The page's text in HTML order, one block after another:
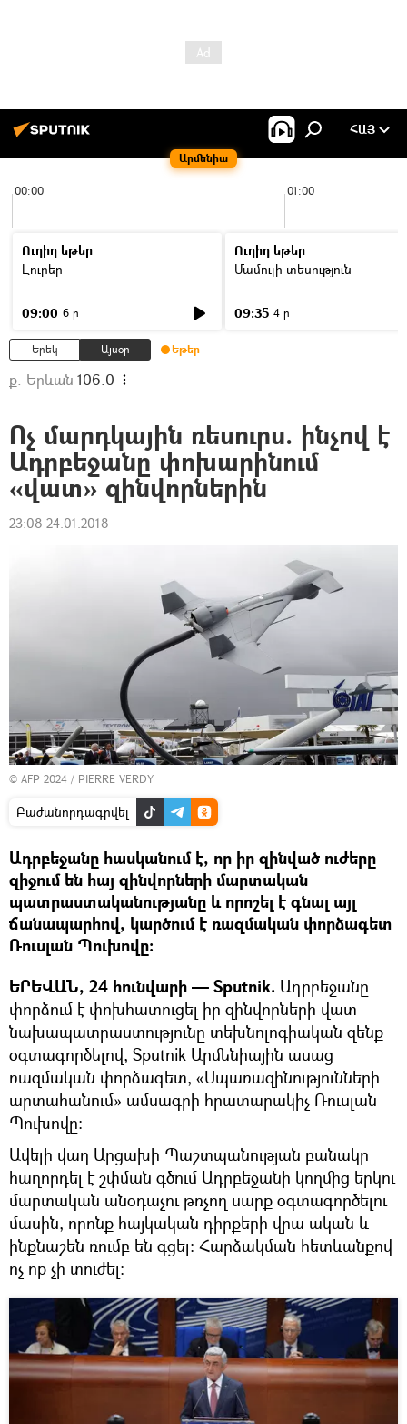
Արմենիա
ՀԱՅ
00:00 01:00
Ուղիղ եթեր
Լուրեր
09:00 6 ր
Ուղիղ եթեր
Մամուլի տեսություն
09:35 4 ր
Երեկ Այսօր Եթեր
ք. Երևան 106.0
Ոչ մարդկային ռեսուրս. ինչով է
Ադրբեջանը փոխարինում
«վատ» զինվորներին
23:08 24.01.2018
© AFP 2024 / PIERRE VERDY
Բաժանորդագրվել
Ադրբեջանը հասկանում է, որ իր զինված ուժերը
զիջում են հայ զինվորների մարտական
պատրաստականությանը և որոշել է գնալ այլ
ճանապարհով, կարծում է ռազմական փորձագետ
Ռուսլան Պուխովը։
ԵՐԵՎԱՆ, 24 հունվարի — Sputnik. Ադրբեջանը
փորձում է փոխհատուցել իր զինվորների վատ
նախապատրաստությունը տեխնոլոգիական զենք
օգտագործելով, Sputnik Արմենիային ասաց
ռազմական փորձագետ, «Սպառազինությունների
արտահանում» ամսագրի հրատարակիչ Ռուսլան
Պուխովը։
Ավելի վաղ Արցախի Պաշտպանության բանակը
հաղորդել է շփման գծում Ադրբեջանի կողմից երկու
մարտական անօդաչու թռչող սարք օգտագործելու
մասին, որոնք հայկական դիրքերի վրա ական և
ինքնաշեն ռումբ են գցել։ Հարձակման հետևանքով
ոչ ոք չի տուժել։